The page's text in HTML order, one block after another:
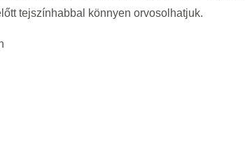
tejszínhabbal könnyen orvosolhatjuk.